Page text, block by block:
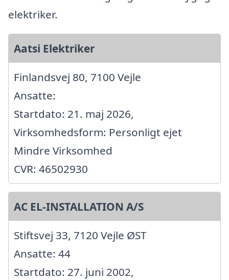
elektriker.
Aatsi Elektriker
Finlandsvej 80, 7100 Vejle
Ansatte:
Startdato: 21. maj 2026,
Virksomhedsform: Personligt ejet
Mindre Virksomhed
CVR: 46502930
AC EL-INSTALLATION A/S
Stiftsvej 33, 7120 Vejle ØST
Ansatte: 44
Startdato: 27. juni 2002,